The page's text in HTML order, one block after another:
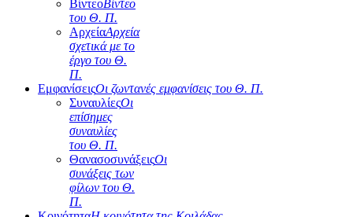
ΒίντεοΒίντεο
του Θ. Π.
ΑρχείαΑρχεία
σχετικά με το
έργο του Θ.
Π.
ΕμφανίσειςΟι ζωντανές εμφανίσεις του Θ. Π.
ΣυναυλίεςΟι
επίσημες
συναυλίες
του Θ. Π.
ΘανασοσυνάξειςΟι
συνάξεις των
φίλων του Θ.
Π.